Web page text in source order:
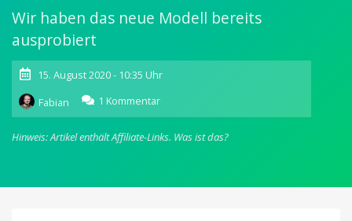
Wir haben das neue Modell bereits
ausprobiert
15. August 2020 - 10:35 Uhr
Fabian
1 Kommentar
Zwei
HomeKit-
Steckdosen
dank
Hinweis: Artikel enthält Affiliate-Links. Was ist das?